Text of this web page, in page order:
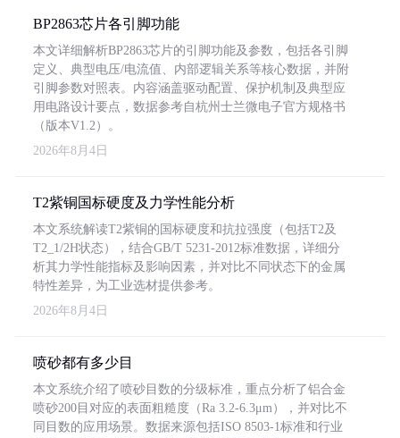
BP2863芯片各引脚功能
本文详细解析BP2863芯片的引脚功能及参数，包括各引脚
定义、典型电压/电流值、内部逻辑关系等核心数据，并附
引脚参数对照表。内容涵盖驱动配置、保护机制及典型应
用电路设计要点，数据参考自杭州士兰微电子官方规格书
（版本V1.2）。
2026年8月4日
T2紫铜国标硬度及力学性能分析
本文系统解读T2紫铜的国标硬度和抗拉强度（包括T2及
T2_1/2H状态），结合GB/T 5231-2012标准数据，详细分
析其力学性能指标及影响因素，并对比不同状态下的金属
特性差异，为工业选材提供参考。
2026年8月4日
喷砂都有多少目
本文系统介绍了喷砂目数的分级标准，重点分析了铝合金
喷砂200目对应的表面粗糙度（Ra 3.2-6.3μm），并对比不
同目数的应用场景。数据来源包括ISO 8503-1标准和行业